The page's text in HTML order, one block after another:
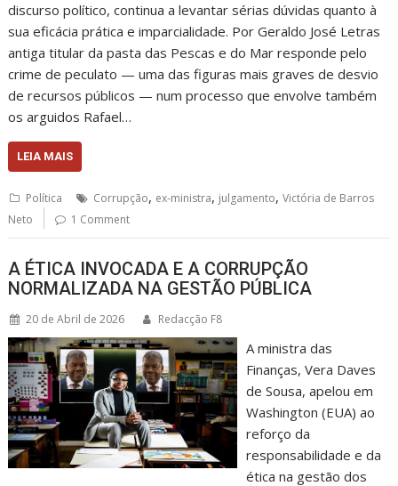
discurso político, continua a levantar sérias dúvidas quanto à
sua eficácia prática e imparcialidade. Por Geraldo José Letras
antiga titular da pasta das Pescas e do Mar responde pelo
crime de peculato — uma das figuras mais graves de desvio
de recursos públicos — num processo que envolve também
os arguidos Rafael…
LEIA MAIS
Política Corrupção, ex-ministra, julgamento,Victória de Barros
Neto
1 Comment
A ÉTICA INVOCADA E A CORRUPÇÃO
NORMALIZADA NA GESTÃO PÚBLICA
20 de Abril de 2026 Redacção F8
A ministra das
Finanças, Vera Daves
de Sousa, apelou em
Washington (EUA) ao
reforço da
responsabilidade e da
ética na gestão dos